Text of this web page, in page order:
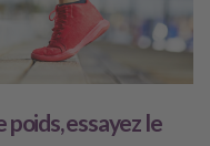
essayez le